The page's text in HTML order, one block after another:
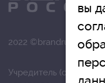
2022
Учредитель
вы